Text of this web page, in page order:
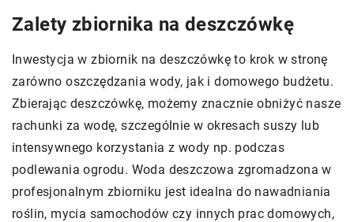
Zalety zbiornika na deszczówkę
Inwestycja w zbiornik na deszczówkę to krok w stronę
zarówno oszczędzania wody, jak i domowego budżetu.
Zbierając deszczówkę, możemy znacznie obniżyć nasze
rachunki za wodę, szczególnie w okresach suszy lub
intensywnego korzystania z wody np. podczas
podlewania ogrodu. Woda deszczowa zgromadzona w
profesjonalnym zbiorniku jest idealna do nawadniania
roślin, mycia samochodów czy innych prac domowych,